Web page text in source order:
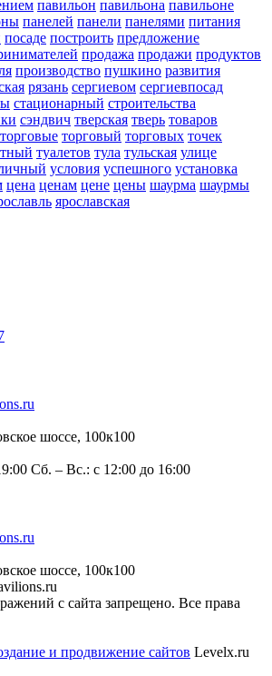
павильон павильона павильоне
панелей панели панелями питания
посаде построить предложение
продажа продажи продуктов
производство пушкино развития
рязань сергиевом сергиевпосад
стационарный строительства
сэндвич тверская тверь товаров
торговые торговый торговых точек
туалетов тула тульская улице
условия успешного установка
цена ценам цене цены шаурма шаурмы
ярославская
шоссе, 100к100
Сб. – Вс.: с 12:00 до 16:00
шоссе, 100к100
с сайта запрещено. Все права
и продвижение сайтов Levelx.ru